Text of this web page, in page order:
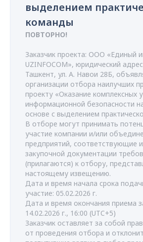
выделением
команды
ПОВТОРНО!
Заказчик проекта: ООО «Единый
UZINFOCOM», юридический
Ташкент, ул. А. Навои 28Б,
организации отбора наилучших
проекту «Оказание комплексных
информационной безопасности
основе с выделением
В отборе могут принимать
участие компании и/или
предприятий, соответствующие
закупочной документации
(прилагаются) к отбору,
настоящему извещению.
Дата и время начала срока
участие: 05.02.2026 г.
Дата и время окончания приема
14.02.2026 г., 16:00 (UTC+5)
Заказчик оставляет за собой
от проведения отбора и